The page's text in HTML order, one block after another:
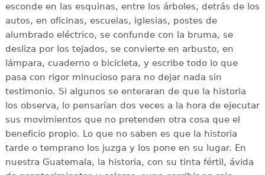
esconde en las esquinas, entre los árboles, detrás de los
autos, en oficinas, escuelas, iglesias, postes de
alumbrado eléctrico, se confunde con la bruma, se
desliza por los tejados, se convierte en arbusto, en
lámpara, cuaderno o bicicleta, y escribe todo lo que
pasa con rigor minucioso para no dejar nada sin
testimonio. Si algunos se enteraran de que la historia
los observa, lo pensarían dos veces a la hora de ejecutar
sus movimientos que no pretenden otra cosa que el
beneficio propio. Lo que no saben es que la historia
tarde o temprano los juzga y los pone en su lugar. En
nuestra Guatemala, la historia, con su tinta fértil, ávida